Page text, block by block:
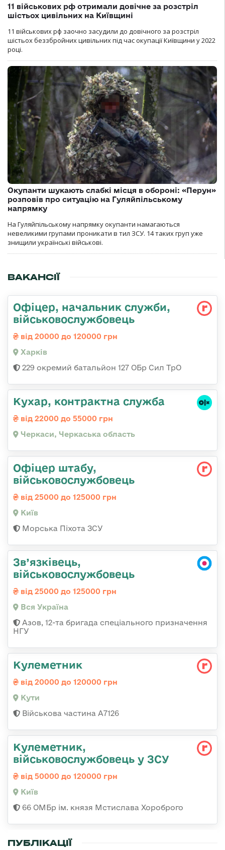
11 військових рф отримали довічне за розстріл
шістьох цивільних на Київщині
11 військових рф заочно засудили до довічного за розстріл
шістьох беззбройних цивільних під час окупації Київщини у 2022
році.
Окупанти шукають слабкі місця в обороні: «Перун»
розповів про ситуацію на Гуляйпільському
напрямку
На Гуляйпільському напрямку окупанти намагаються
невеликими групами проникати в тил ЗСУ. 14 таких груп уже
знищили українські військові.
ВАКАНСІЇ
Офіцер, начальник служби,
військовослужбовець
від 20000 до 120000 грн
Харків
229 окремий батальйон 127 ОБр Сил ТрО
Кухар, контрактна служба
від 22000 до 55000 грн
Черкаси, Черкаська область
Офіцер штабу,
військовослужбовець
від 25000 до 125000 грн
Київ
Морська Піхота ЗСУ
Зв’язківець,
військовослужбовець
від 25000 до 125000 грн
Вся Україна
Азов, 12-та бригада спеціального призначення
НГУ
Кулеметник
від 20000 до 120000 грн
Кути
Військова частина А7126
Кулеметник,
військовослужбовець у ЗСУ
від 50000 до 120000 грн
Київ
66 ОМБр ім. князя Мстислава Хороброго
ПУБЛІКАЦІЇ